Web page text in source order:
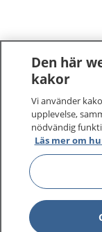
Den här
kakor
Vi använder
upplevelse,
nödvändig
Läs mer om